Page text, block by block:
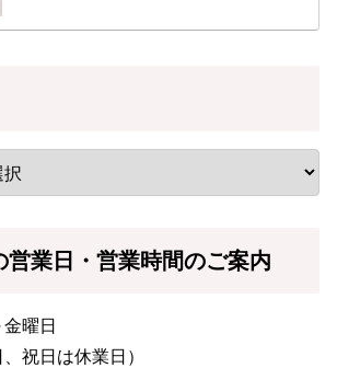
営業日・営業時間のご案内
曜日
祝日は休業日）